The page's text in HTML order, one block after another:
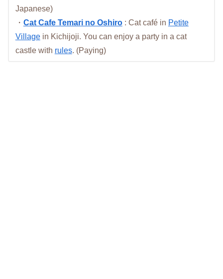
Japanese)
・ Cat Cafe Temari no Oshiro: Cat café in Petite
Villagein Kichijoji. You can enjoy a party in a cat
castle with rules. (Paying)